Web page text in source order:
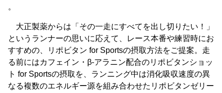
。
大正製薬からは「その一走にすべてを出し切りたい！」
というランナーの思いに応えて、レース本番や練習時にお
すすめの、リポビタン for Sportsの摂取方法をご提案。走
る前にはカフェイン・β‐アラニン配合のリポビタンショッ
ト for Sportsの摂取を、ランニング中は消化吸収速度の異
なる複数のエネルギー源を組み合わせたリポビタンゼリー